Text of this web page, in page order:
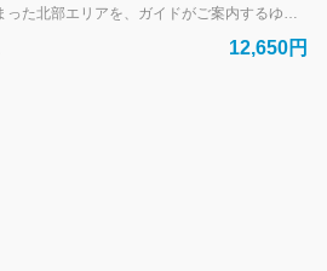
奄美大島の魅力がぎゅっと詰まった北部エリアを、ガイドがご案内するゆったり3時間ツアー。 島の暮らしと自然が共存する“ありのままの奄美”を感じながら、ドライブ感覚で絶景スポットを巡ります。 「2つの海が見える丘」「ガジュマル並木」「あやまる岬」「アマンディ」「かさり灯台」「西郷隆盛ゆかりの地」「夢をかなえるカメさん」など、 人気のスポットから4ヶ所を自由に組み合わせて、自分だけの島旅コースを作ることができます。 1枠1組の完全貸切制だから、ほかのゲストを気にせず、心のままに奄美を楽しめます。 のんびりと流れる島時間の中で、あなたらしい奄美の旅を。
12,650円